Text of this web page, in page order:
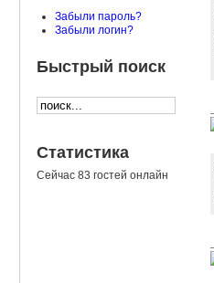
Забыли пароль?
Забыли логин?
Быстрый поиск
Статистика
Сейчас 83 гостей онлайн